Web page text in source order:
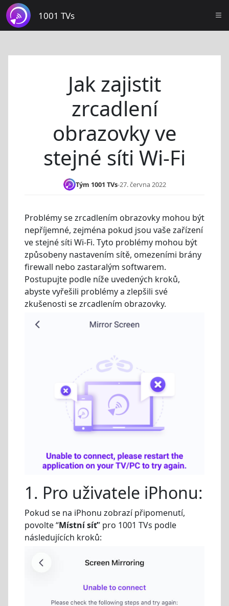
1001 TVs
Jak zajistit
zrcadlení
obrazovky ve
stejné síti Wi-Fi
Tým 1001 TVs-27. června 2022
Problémy se zrcadlením obrazovky mohou být
nepříjemné, zejména pokud jsou vaše zařízení
ve stejné síti Wi-Fi. Tyto problémy mohou být
způsobeny nastavením sítě, omezeními brány
firewall nebo zastaralým softwarem.
Postupujte podle níže uvedených kroků,
abyste vyřešili problémy a zlepšili své
zkušenosti se zrcadlením obrazovky.
1. Pro uživatele iPhonu:
Pokud se na iPhonu zobrazí připomenutí,
povolte “Místní síť” pro 1001 TVs podle
následujících kroků: